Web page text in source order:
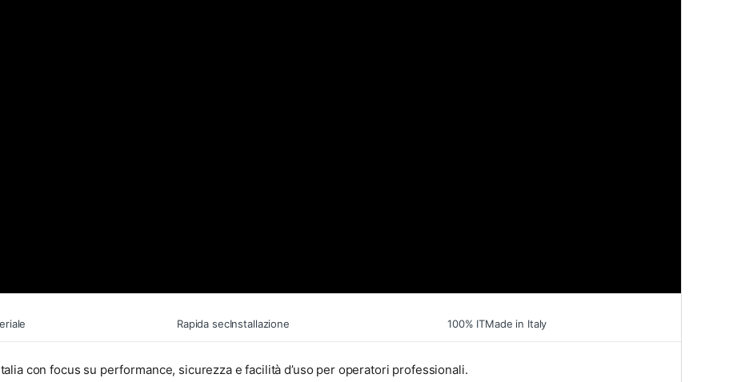
Rapida secInstallazione 100% ITMade in Italy
con focus su performance, sicurezza e facilità d’uso per operatori professionali.